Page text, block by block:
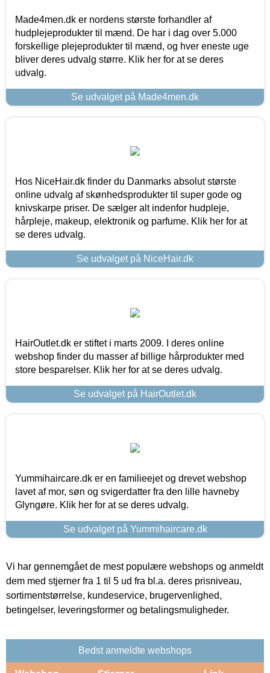
Made4men.dk er nordens største forhandler af
hudplejeprodukter til mænd. De har i dag over 5.000
forskellige plejeprodukter til mænd, og hver eneste uge
bliver deres udvalg større. Klik her for at se deres
udvalg.
Se udvalget på Made4men.dk
Hos NiceHair.dk finder du Danmarks absolut største
online udvalg af skønhedsprodukter til super gode og
knivskarpe priser. De sælger alt indenfor hudpleje,
hårpleje, makeup, elektronik og parfume. Klik her for at
se deres udvalg.
Se udvalget på NiceHair.dk
HairOutlet.dk er stiftet i marts 2009. I deres online
webshop finder du masser af billige hårprodukter med
store besparelser. Klik her for at se deres udvalg.
Se udvalget på HairOutlet.dk
Yummihaircare.dk er en familieejet og drevet webshop
lavet af mor, søn og svigerdatter fra den lille havneby
Glyngøre. Klik her for at se deres udvalg.
Se udvalget på Yummihaircare.dk
Vi har gennemgået de mest populære webshops og anmeldt
dem med stjerner fra 1 til 5 ud fra bl.a. deres prisniveau,
sortimentstørrelse, kundeservice, brugervenlighed,
betingelser, leveringsformer og betalingsmuligheder.
Bedst anmeldte webshops